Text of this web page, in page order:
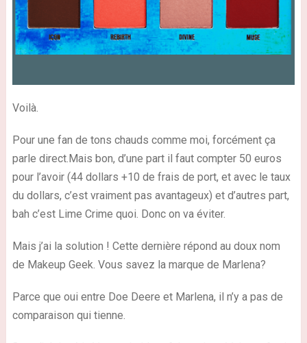
Voilà.
Pour une fan de tons chauds comme moi, forcément ça
parle direct.Mais bon, d’une part il faut compter 50 euros
pour l’avoir (44 dollars +10 de frais de port, et avec le taux
du dollars, c’est vraiment pas avantageux) et d’autres part,
bah c’est Lime Crime quoi. Donc on va éviter.
Mais j’ai la solution ! Cette dernière répond au doux nom
de Makeup Geek. Vous savez la marque de Marlena?
Parce que oui entre Doe Deere et Marlena, il n’y a pas de
comparaison qui tienne.